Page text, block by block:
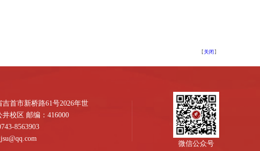
【关闭】
首市新桥路61号2026年世
校区 邮编：416000
8563903
微信公众号